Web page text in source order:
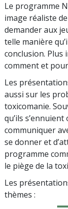
Le programme
image réaliste
demander aux
telle manière
conclusion.
comment et
Les
aussi sur les
toxicomanie.
qu’ils
communiquer
se donner et
programme
le piège de la
Les
thèmes :